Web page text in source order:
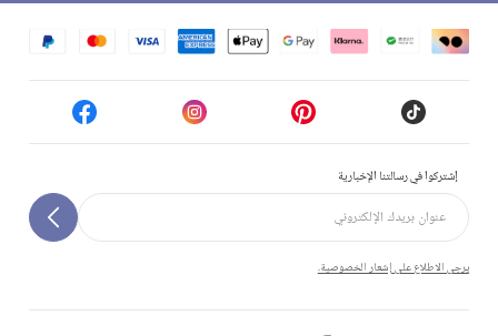
إشتركوا في رسالتنا الإخبارية
يرجى الاطلاع على إشعار الخصوصية.